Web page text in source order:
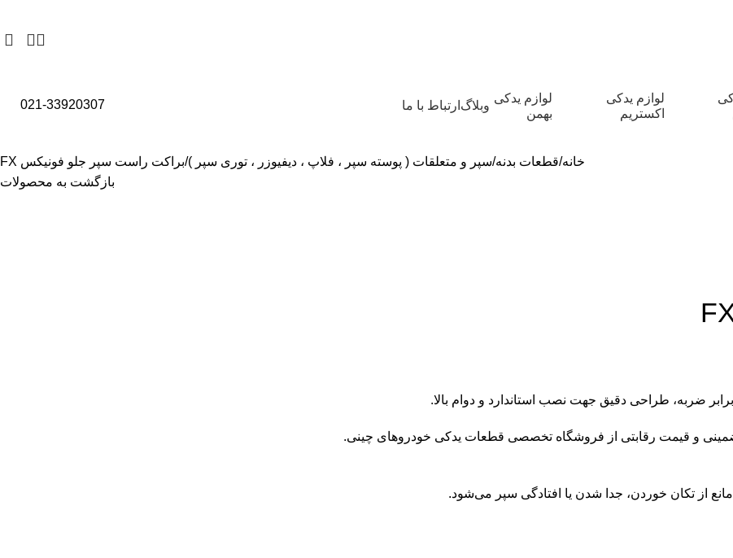
لوازم یدکی
اکستریم
لوازم یدکی
بهمن
وبلاگ ارتباط با ما 021-33920307
خانه قطعات بدنه سپر و متعلقات ( پوسته سپر ، فلاپ ، دیفیوزر ، توری سپر ) براکت راست سپر جلو فونیکس FX
بازگشت به محصولات
از تکان خوردن، جدا شدن یا افتادگی سپر می‌شود.